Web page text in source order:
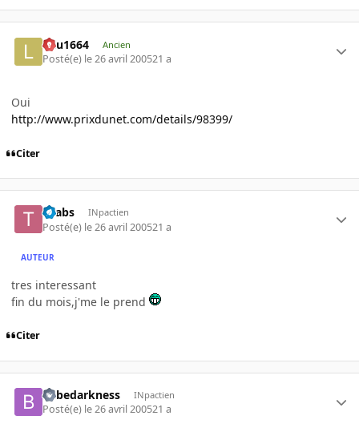
lulu1664 Ancien
Posté(e) le 26 avril 200521 a
Oui
http://www.prixdunet.com/details/98399/
Citer
Tgabs INpactien
Posté(e) le 26 avril 200521 a
AUTEUR
tres interessant
fin du mois,j'me le prend
Citer
bebedarkness INpactien
Posté(e) le 26 avril 200521 a